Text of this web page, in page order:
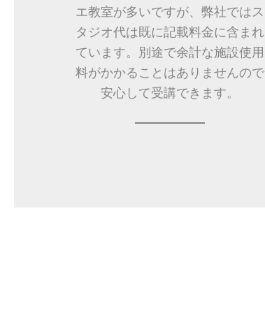
エ教室が多いですが、弊社ではス
タジオ代は既に記載料金に含まれ
ています。別途で余計な施設使用
料がかかることはありませんので
安心して受講できます。